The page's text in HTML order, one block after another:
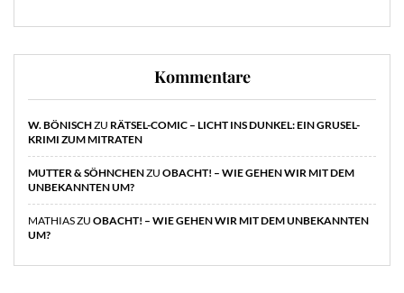
Kommentare
W. BÖNISCHZU RÄTSEL-COMIC – LICHT INS DUNKEL: EIN GRUSEL-
KRIMI ZUM MITRATEN
MUTTER & SÖHNCHENZU OBACHT! – WIE GEHEN WIR MIT DEM
UNBEKANNTEN UM?
MATHIASZU OBACHT! – WIE GEHEN WIR MIT DEM UNBEKANNTEN
UM?